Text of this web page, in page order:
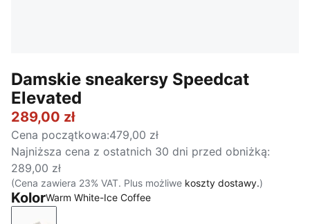
Damskie sneakersy Speedcat
Elevated
289,00 zł
Cena początkowa:479,00 zł
Najniższa cena z ostatnich 30 dni przed obniżką:
289,00 zł
(Cena zawiera 23% VAT. Plus możliwe koszty dostawy.)
KolorWarm White-Ice Coffee